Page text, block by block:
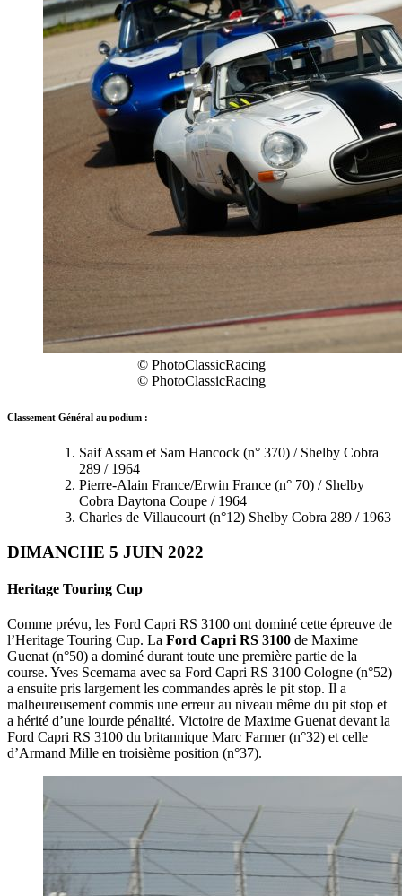
© PhotoClassicRacing
© PhotoClassicRacing
Classement Général au podium :
Saif Assam et Sam Hancock (n° 370) / Shelby Cobra
289 / 1964
Pierre-Alain France/Erwin France (n° 70) / Shelby
Cobra Daytona Coupe / 1964
Charles de Villaucourt (n°12) Shelby Cobra 289 / 1963
DIMANCHE 5 JUIN 2022
Heritage Touring Cup
Comme prévu, les Ford Capri RS 3100 ont dominé cette épreuve de
l’Heritage Touring Cup. La Ford Capri RS 3100 de Maxime
Guenat (n°50) a dominé durant toute une première partie de la
course. Yves Scemama avec sa Ford Capri RS 3100 Cologne (n°52)
a ensuite pris largement les commandes après le pit stop. Il a
malheureusement commis une erreur au niveau même du pit stop et
a hérité d’une lourde pénalité. Victoire de Maxime Guenat devant la
Ford Capri RS 3100 du britannique Marc Farmer (n°32) et celle
d’Armand Mille en troisième position (n°37).